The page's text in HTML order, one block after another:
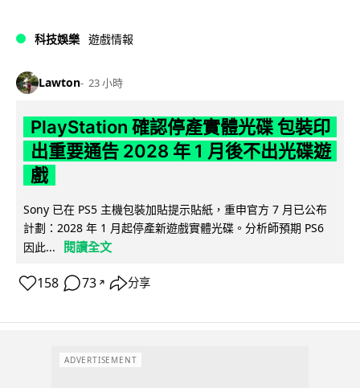
科技娛樂 遊戲情報
Lawton 23 小時
PlayStation 確認停產實體光碟 包裝印
出重要通告 2028 年 1 月後不出光碟遊
戲
Sony 已在 PS5 主機包裝加貼提示貼紙，重申官方 7 月已公布
計劃：2028 年 1 月起停產新遊戲實體光碟。分析師預期 PS6
因此...
閱讀全文
158 73 ↗ 分享
ADVERTISEMENT